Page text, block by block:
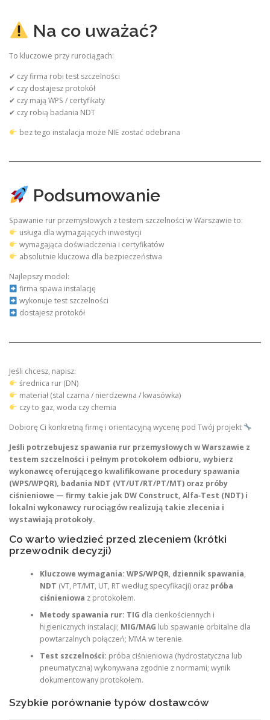
Na co uważać?
To kluczowe przy rurociągach:
✔ czy firma robi test szczelności
✔ czy dostajesz protokół
✔ czy mają WPS / certyfikaty
✔ czy robią badania NDT
bez tego instalacja może NIE zostać odebrana
Podsumowanie
Spawanie rur przemysłowych z testem szczelności w Warszawie to:
usługa dla wymagających inwestycji
wymagająca doświadczenia i certyfikatów
absolutnie kluczowa dla bezpieczeństwa
Najlepszy model:
firma spawa instalację
wykonuje test szczelności
dostajesz protokół
Jeśli chcesz, napisz:
średnica rur (DN)
materiał (stal czarna / nierdzewna / kwasówka)
czy to gaz, woda czy chemia
Dobiorę Ci konkretną firmę i orientacyjną wycenę pod Twój projekt
Jeśli potrzebujesz spawania rur przemysłowych w Warszawie z
testem szczelności i pełnym protokołem odbioru, wybierz
wykonawcę oferującego kwalifikowane procedury spawania
(WPS/WPQR), badania NDT (VT/UT/RT/PT/MT) oraz próby
ciśnieniowe — firmy takie jak DW Construct, Alfa‑Test (NDT) i
lokalni wykonawcy rurociągów realizują takie zlecenia i
wystawiają protokoły.
Co warto wiedzieć przed zleceniem (krótki
przewodnik decyzji)
Kluczowe wymagania: WPS/WPQR, dziennik spawania,
NDT (VT, PT/MT, UT, RT według specyfikacji) oraz próba
ciśnieniowa z protokołem.
Metody spawania rur: TIG dla cienkościennych i
higienicznych instalacji; MIG/MAG lub spawanie orbitalne dla
powtarzalnych połączeń; MMA w terenie.
Test szczelności: próba ciśnieniowa (hydrostatyczna lub
pneumatyczna) wykonywana zgodnie z normami; wynik
dokumentowany protokołem.
Szybkie porównanie typów dostawców